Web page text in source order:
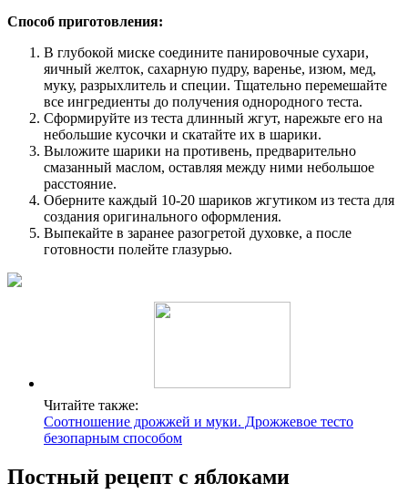
Способ приготовления:
В глубокой миске соедините панировочные сухари,
яичный желток, сахарную пудру, варенье, изюм, мед,
муку, разрыхлитель и специи. Тщательно перемешайте
все ингредиенты до получения однородного теста.
Сформируйте из теста длинный жгут, нарежьте его на
небольшие кусочки и скатайте их в шарики.
Выложите шарики на противень, предварительно
смазанный маслом, оставляя между ними небольшое
расстояние.
Оберните каждый 10-20 шариков жгутиком из теста для
создания оригинального оформления.
Выпекайте в заранее разогретой духовке, а после
готовности полейте глазурью.
Читайте также:
Соотношение дрожжей и муки. Дрожжевое тесто
безопарным способом
Постный рецепт с яблоками